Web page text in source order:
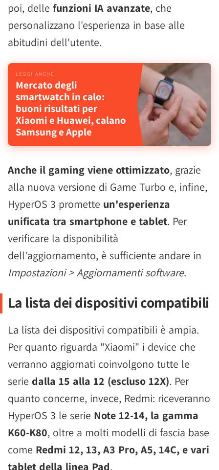
poi, delle funzioni IA avanzate, che
personalizzano l'esperienza in base alle
abitudini dell'utente.
Mercato degli
smartwatch in calo:
buoni risultati per
Xiaomi e Huawei, calano
Samsung e Apple
Anche il gaming viene ottimizzato, grazie
alla nuova versione di Game Turbo e, infine,
HyperOS 3 promette un'esperienza
unificata tra smartphone e tablet. Per
verificare la disponibilità
dell'aggiornamento, è sufficiente andare in
Impostazioni > Aggiornamenti software.
La lista dei dispositivi compatibili
La lista dei dispositivi compatibili è ampia.
Per quanto riguarda "Xiaomi" i device che
verranno aggiornati coinvolgono tutte le
serie dalla 15 alla 12 (escluso 12X). Per
quanto concerne, invece, Redmi: riceveranno
HyperOS 3 le serie Note 12-14, la gamma
K60-K80, oltre a molti modelli di fascia base
come Redmi 12, 13, A3 Pro, A5, 14C, e vari
tablet della linea Pad.